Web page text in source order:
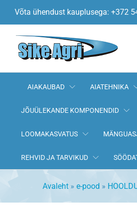
Võta ühendust kauplusega: +372
AIAKAUBAD AIATEHNIKA
JÕUÜLEKANDE KOMPONENDID
LOOMAKASVATUS
REHVID JA TARVIKUD
Avaleht » e-pood »
Laagrikuul